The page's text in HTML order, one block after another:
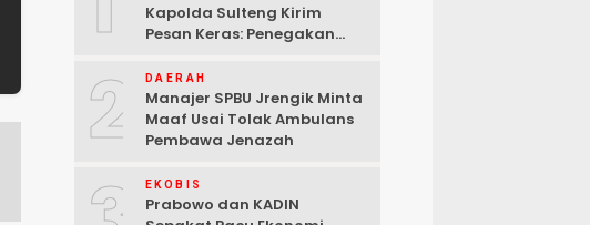
Kapolda Sulteng Kirim
Pesan Keras: Penegakan
2 DAERAH
Manajer SPBU Jrengik Minta
Maaf Usai Tolak Ambulans
Pembawa Jenazah
EKOBIS
Prabowo dan KADIN